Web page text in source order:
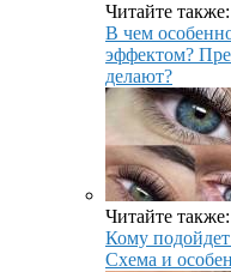
Читайте также:
В чем
эффектом?
делают?
Читайте также:
Кому
Схема и